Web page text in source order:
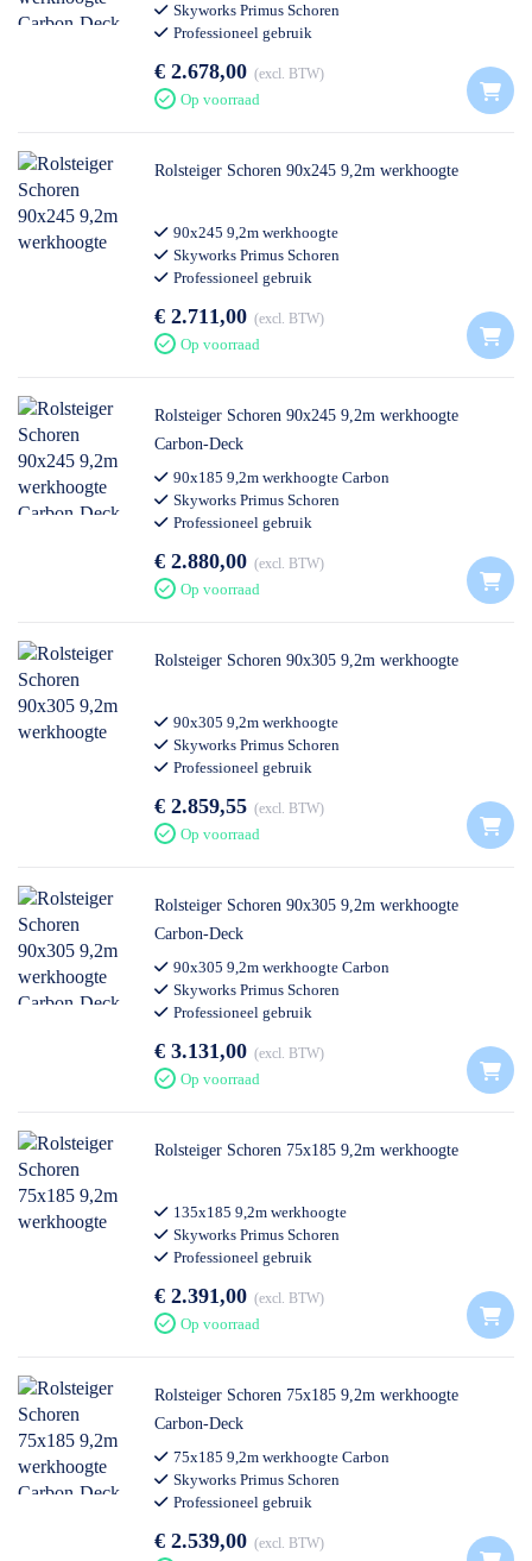
Skyworks Primus Schoren
Professioneel gebruik
€ 2.678,00 excl. BTW
Op voorraad
Rolsteiger Schoren 90x245 9,2m werkhoogte
90x245 9,2m werkhoogte
Skyworks Primus Schoren
Professioneel gebruik
€ 2.711,00 excl. BTW
Op voorraad
Rolsteiger Schoren 90x245 9,2m werkhoogte
Carbon-Deck
90x185 9,2m werkhoogte Carbon
Skyworks Primus Schoren
Professioneel gebruik
€ 2.880,00 excl. BTW
Op voorraad
Rolsteiger Schoren 90x305 9,2m werkhoogte
90x305 9,2m werkhoogte
Skyworks Primus Schoren
Professioneel gebruik
€ 2.859,55 excl. BTW
Op voorraad
Rolsteiger Schoren 90x305 9,2m werkhoogte
Carbon-Deck
90x305 9,2m werkhoogte Carbon
Skyworks Primus Schoren
Professioneel gebruik
€ 3.131,00 excl. BTW
Op voorraad
Rolsteiger Schoren 75x185 9,2m werkhoogte
135x185 9,2m werkhoogte
Skyworks Primus Schoren
Professioneel gebruik
€ 2.391,00 excl. BTW
Op voorraad
Rolsteiger Schoren 75x185 9,2m werkhoogte
Carbon-Deck
75x185 9,2m werkhoogte Carbon
Skyworks Primus Schoren
Professioneel gebruik
€ 2.539,00 excl. BTW